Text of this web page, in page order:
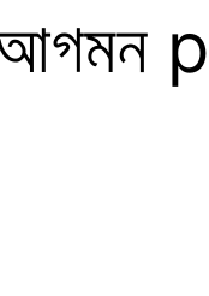
আগমন